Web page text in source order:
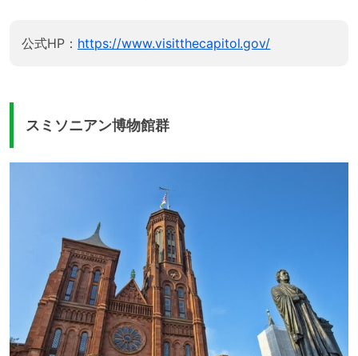
公式HP： https://www.visitthecapitol.gov/
スミソニアン博物館群